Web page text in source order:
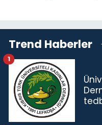
Trend Haberler
1